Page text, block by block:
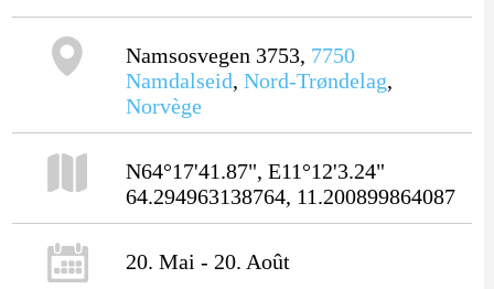
Namsosvegen 3753, 7750
Namdalseid, Nord-Trøndelag,
Norvège
N64°17'41.87", E11°12'3.24"
64.294963138764, 11.200899864087
20. Mai - 20. Août